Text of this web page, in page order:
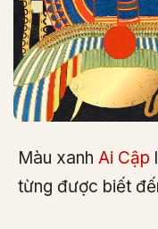
Màu xanh Ai Cập
từng được biết